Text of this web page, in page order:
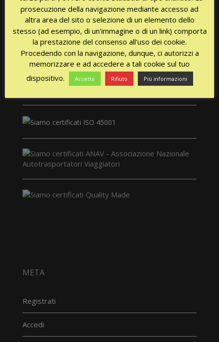
CERTIFICAZIONI
META
Registrati
Accedi
prosecuzione della navigazione mediante accesso ad
altra area del sito o selezione di un elemento dello
stesso (ad esempio, di un'immagine o di un link) comporta
la prestazione del consenso all'uso dei cookie.
Procedendo con la navigazione, dunque, ci autorizzi a
memorizzare e ad accedere a tali cookie sul tuo
dispositivo.
Accetto Rifiuto Più informazioni